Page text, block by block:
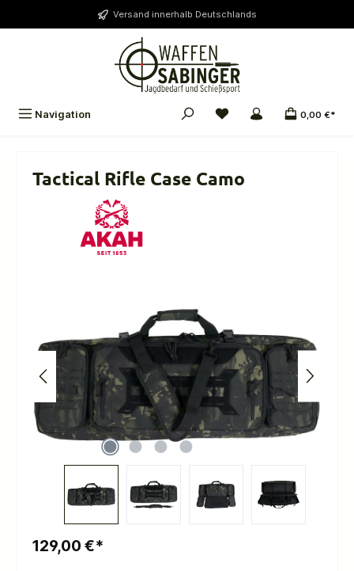
Versand innerhalb Deutschlands
Navigation 0,00 €*
Tactical Rifle Case Camo
129,00 €*